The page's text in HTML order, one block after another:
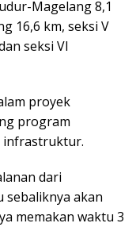
Magelang 8,1
16,6 km, seksi V
seksi VI
proyek
program
infrastruktur.
dari
sebaliknya akan
memakan waktu 3